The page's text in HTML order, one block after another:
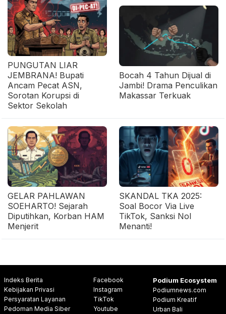
PUNGUTAN LIAR
JEMBRANA! Bupati
Ancam Pecat ASN,
Sorotan Korupsi di
Sektor Sekolah
Bocah 4 Tahun Dijual di
Jambi! Drama Penculikan
Makassar Terkuak
GELAR PAHLAWAN
SOEHARTO! Sejarah
Diputihkan, Korban HAM
Menjerit
SKANDAL TKA 2025:
Soal Bocor Via Live
TikTok, Sanksi Nol
Menanti!
Indeks Berita
Kebijakan Privasi
Persyaratan Layanan
Pedoman Media Siber
Facebook
Instagram
TikTok
Youtube
Podium Ecosystem
Podiumnews.com
Podium Kreatif
Urban Bali